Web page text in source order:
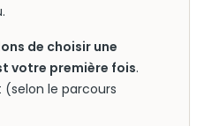
de choisir une
votre première fois.
le parcours